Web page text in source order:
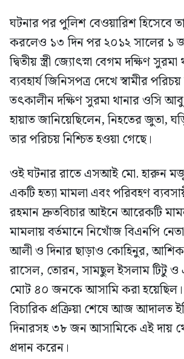
ঘটনার পর পুলিশ বেওয়ারিশ হিসেবে
করলেও ১৩ দিন পর ২০১২ সালের ১
দ্বিতীয় স্ত্রী জ্যোৎস্না বেগম দক্ষিণ
ব্যবহার্য জিনিসপত্র দেখে স্বামীর
তৎকালীন দক্ষিণ সুরমা থানার ওসি
হায়াত জানিয়েছিলেন, নিহতের জুতা,
তার পরিচয় নিশ্চিত হওয়া গেছে।
ওই ঘটনার রাতে এসআই মো. হারুন
একটি হত্যা মামলা এবং পরিবহণ
রহমান দ্রুতবিচার আইনে আরেকটি
মামলায় বর্তমানে নিখোঁজ বিএনপি
আলী ও দিনার ছাড়াও কোহিনুর,
রাসেল, তোরন, সামছুল ইসলাম টিটু ও
মোট ৪০ জনকে আসামি করা হয়েছিল।
বিচারিক প্রক্রিয়া শেষে আজ আদালত
দিনারসহ ৩৮ জন আসামিকে এই দায়
প্রদান করেন।